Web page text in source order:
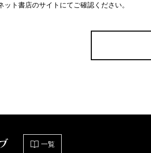
ト書店のサイトにてご確認ください。
一覧